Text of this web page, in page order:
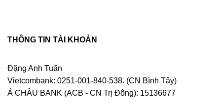
THÔNG TIN TÀI KHOẢN
Đặng Anh Tuấn
Vietcombank: 0251-001-840-538. (CN Bình Tây)
Á CHÂU BANK (ACB - CN Trị Đông): 15136677